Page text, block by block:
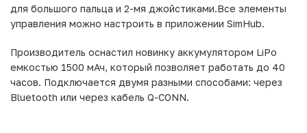
для большого пальца и 2-мя джойстиками.Все элементы
управления можно настроить в приложении SimHub.
Производитель оснастил новинку аккумулятором LiPo
емкостью 1500 мАч, который позволяет работать до 40
часов. Подключается двумя разными способами: через
Bluetooth или через кабель Q-CONN.